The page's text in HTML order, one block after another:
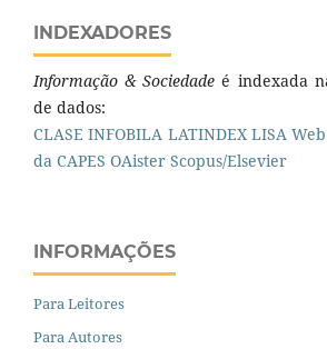
INDEXADORES
Informação & Sociedadeé indexada
de dados:
CLASE INFOBILA LATINDEX LISA
da CAPES OAister Scopus/Elsevier
INFORMAÇÕES
Para Leitores
Para Autores